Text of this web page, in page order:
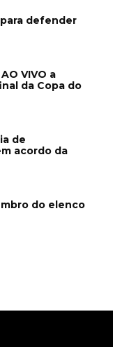
defender
VIVO a
da Copa do
de
acordo da
do elenco